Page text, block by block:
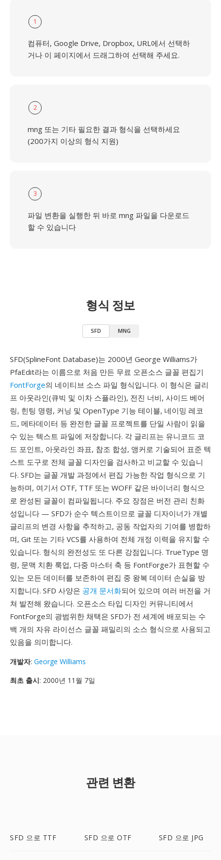
1
컴퓨터, Google Drive, Dropbox, URL에서 선택하
거나 이 페이지에서 드래그하여 선택해 주세요.
2
mng 또는 기타 필요한 결과 형식을 선택하세요
(200가지 이상의 형식 지원)
3
파일 변환을 실행한 뒤 바로 mng 파일을 다운로드
할 수 있습니다
형식 정보
SFD MNG
SFD(SplineFont Database)는 2000년 George Williams가
PfaEdit라는 이름으로 처음 만든 무료 오픈소스 글꼴 편집기
FontForge의 네이티브 소스 파일 형식입니다. 이 형식은 글리
프 아웃라인(큐빅 및 이차 스플라인), 전진 너비, 사이드 베어
링, 힌팅 명령, 커닝 및 OpenType 기능 테이블, 네이밍 레코
드, 메타데이터 등 완전한 글꼴 프로젝트를 단일 사람이 읽을
수 있는 텍스트 파일에 저장합니다. 각 글리프는 유니코드 코
드 포인트, 아웃라인 좌표, 참조 합성, 앵커로 기술되어 표준 텍
스트 도구로 전체 글꼴 디자인을 검사하고 비교할 수 있습니
다. SFD는 글꼴 개발 과정에서 편집 가능한 작업 형식으로 기
능하며, 여기서 OTF, TTF 또는 WOFF 같은 바이너리 형식으
로 완성된 글꼴이 컴파일됩니다. 주요 장점은 버전 관리 친화
성입니다 — SFD가 순수 텍스트이므로 글꼴 디자이너가 개별
글리프의 변경 사항을 추적하고, 공동 작업자의 기여를 병합하
며, Git 또는 기타 VCS를 사용하여 전체 개정 이력을 유지할 수
있습니다. 형식의 완전성도 또 다른 강점입니다. TrueType 명
령, 문맥 치환 룩업, 다중 마스터 축 등 FontForge가 표현할 수
있는 모든 데이터를 보존하여 편집 중 왕복 데이터 손실을 방
지합니다. SFD 사양은 공개 문서화되어 있으며 여러 버전을 거
쳐 발전해 왔습니다. 오픈소스 타입 디자인 커뮤니티에서
FontForge의 광범위한 채택은 SFD가 전 세계에 배포되는 수
백 개의 자유 라이선스 글꼴 패밀리의 소스 형식으로 사용되고
있음을 의미합니다.
개발자: George Williams
최초 출시: 2000년 11월 7일
관련 변환
SFD 으로 TTF SFD 으로 OTF SFD 으로 JPG